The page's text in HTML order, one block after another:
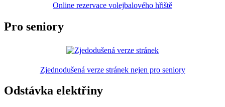
Online rezervace volejbalového hřiště
Pro seniory
Zjednodušená verze stránek nejen pro seniory
Odstávka elektřiny